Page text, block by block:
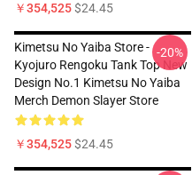
￥354,525$24.45
Kimetsu No Yaiba Store -
Kyojuro Rengoku Tank Top New
Design No.1 Kimetsu No Yaiba
Merch Demon Slayer Store
￥354,525$24.45
-20%